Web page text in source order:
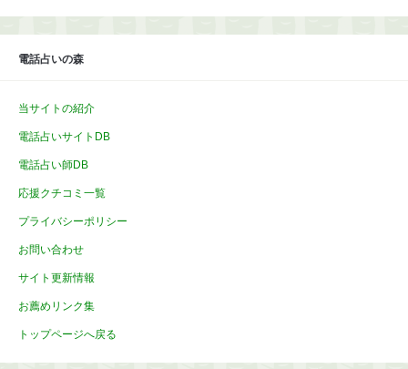
イ
電話占いの森
当サイトの紹介
電話占いサイトDB
電話占い師DB
応援クチコミ一覧
プライバシーポリシー
お問い合わせ
サイト更新情報
お薦めリンク集
トップページへ戻る